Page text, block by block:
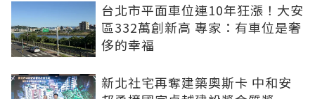
台北市平面車位連10年狂漲！大安
區332萬創新高 專家：有車位是奢
侈的幸福
新北社宅再奪建築奧斯卡 中和安